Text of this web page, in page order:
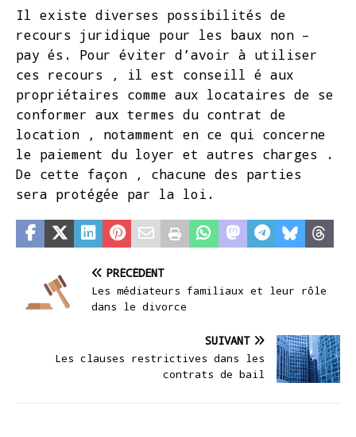
Il existe diverses possibilités de
recours juridique pour les baux non –
pay és. Pour éviter d’avoir à utiliser
ces recours , il est conseill é aux
propriétaires comme aux locataires de se
conformer aux termes du contrat de
location , notamment en ce qui concerne
le paiement du loyer et autres charges .
De cette façon , chacune des parties
sera protégée par la loi.
PRÉCÉDENT
Les médiateurs familiaux et leur rôle
dans le divorce
SUIVANT
Les clauses restrictives dans les
contrats de bail